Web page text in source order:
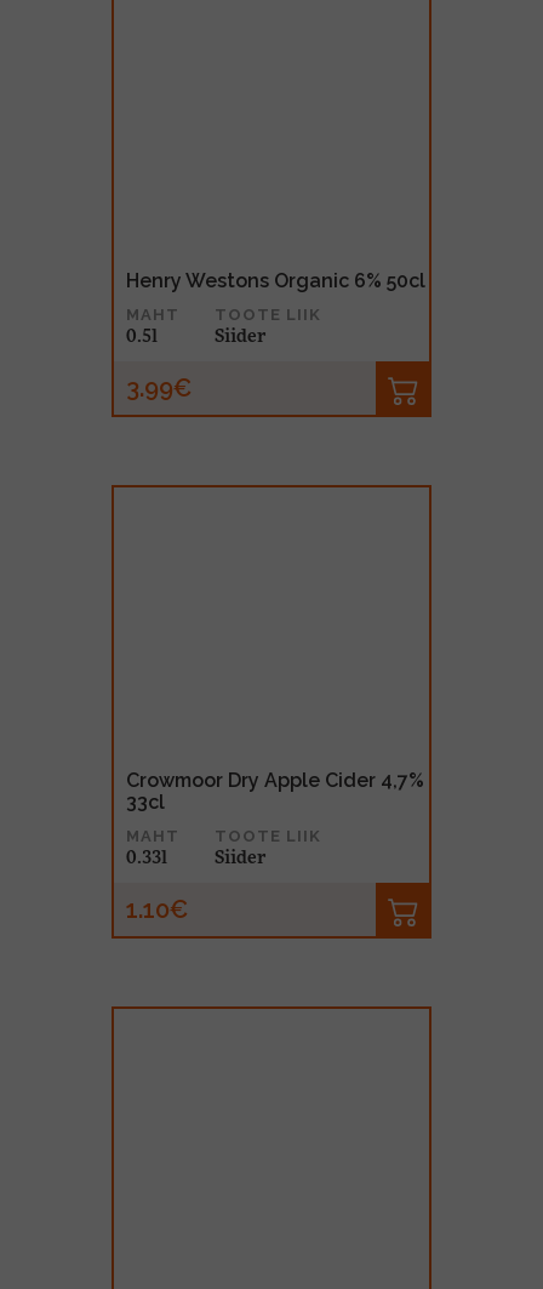
Henry Westons Organic 6% 50cl
MAHT
0.5l
TOOTE LIIK
Siider
3.99€
Crowmoor Dry Apple Cider 4,7%
33cl
MAHT
0.33l
TOOTE LIIK
Siider
1.10€